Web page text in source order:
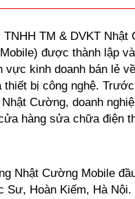
TNHH TM & DVKT Nhật
được thành lập
vực kinh doanh bán lẻ
thiết bị công nghệ.
Cường, doanh
hàng sửa chữa điện
Nhật Cường Mobile
Sư, Hoàn Kiếm, Hà Nội.